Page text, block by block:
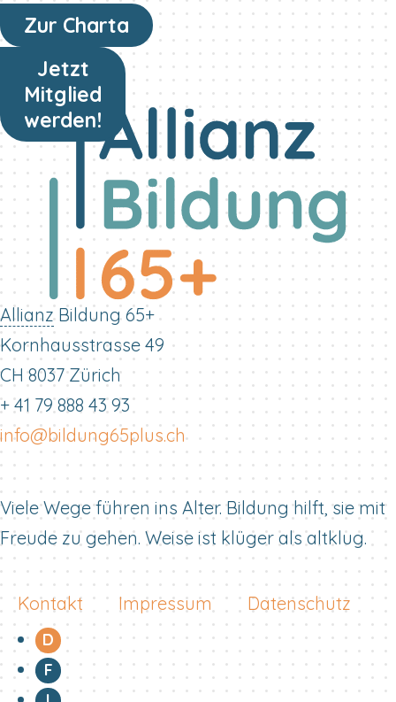
Zur Charta
Jetzt
Mitglied
werden!
AllianzBildung 65+
Kornhausstrasse 49
CH 8037 Zürich
+ 41 79 888 43 93
info@bildung65plus.ch
Viele Wege führen ins Alter. Bildung hilft, sie mit
Freude zu gehen. Weise ist klüger als altklug.
Kontakt Impressum Datenschutz
D
F